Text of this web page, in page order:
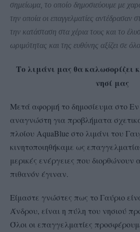
σημείωμα, το οποίο δημοσιεύουμε με
την οποία οι επαγγελματίες
την κατάσταση στα χέρια τους και το
ωριμότητας και της ευθύνης αξίζει σε
Το λιμάνι μας θα καλωσορίζει
νησί μας
Μετά αφορμή το δημοσίευμα στο
αναγνώστη για προβλήματα
πλοίου AquaBlue στο λιμάνι του
κινητοποιηθήκαμε ως
μερικές ενέργειες που διορθώνουν
πιθανόν έγιναν.
Είμαστε γνώστες πως το Γαύριο
Άνδρου, είναι η πύλη του νησιού
Όλοι οι επαγγελματίες